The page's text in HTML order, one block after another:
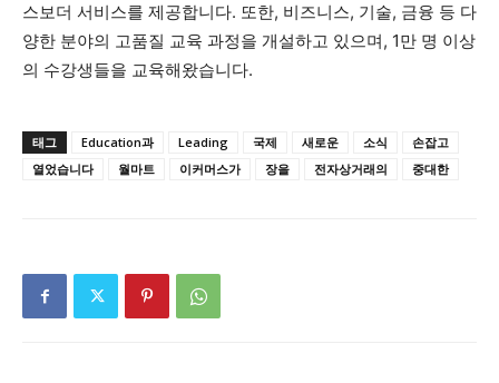
스보더 서비스를 제공합니다. 또한, 비즈니스, 기술, 금융 등 다
양한 분야의 고품질 교육 과정을 개설하고 있으며, 1만 명 이상
의 수강생들을 교육해왔습니다.
태그 Education과 Leading 국제 새로운 소식
손잡고
열었습니다
월마트 이커머스가 장을 전자상거래의 중대한